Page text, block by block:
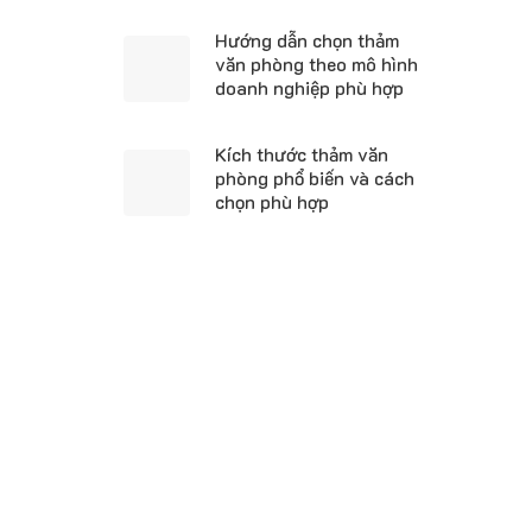
Hướng dẫn chọn thảm
văn phòng theo mô hình
doanh nghiệp phù hợp
Kích thước thảm văn
phòng phổ biến và cách
chọn phù hợp